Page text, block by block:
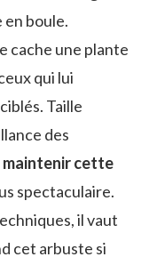
boule.
cache une plante
qui lui
Taille
des
maintenir cette
spectaculaire.
il vaut
cet arbuste si